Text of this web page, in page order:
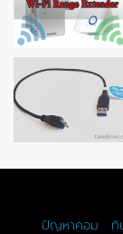
ปัญหาคอม ทิ